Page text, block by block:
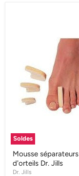
Soldes
Mousse séparateurs
d'orteils Dr. Jills
Dr. Jills